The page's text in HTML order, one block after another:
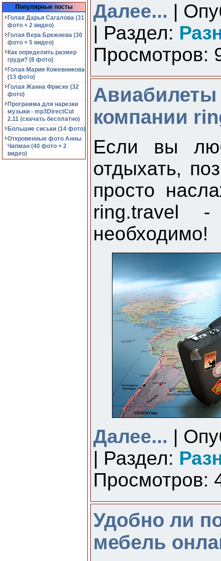
Популярные посты
Голая Дарья Сагалова (31
фото + 2 видео)
Голая Вера Брежнева (30
фото + 5 видео)
Как определить размер
груди? (8 фото)
Голая Мария Кожевникова
(13 фото)
Голая Жанна Фриске (32
фото)
Программа для нарезки
музыки - mp3DirectCut
2.11 (cкачать бесплатно)
Большие сиськи (14 фото)
Откровенные фото Анны
Чапман (40 фото + 2
видео)
Далее... |
| Раздел:
Просмотров:
Авиабилеты
компании
Если вы
отдыхать,
просто
ring.travel
необходимо!
Далее... |
| Раздел:
Просмотров:
Удобно ли
мебель